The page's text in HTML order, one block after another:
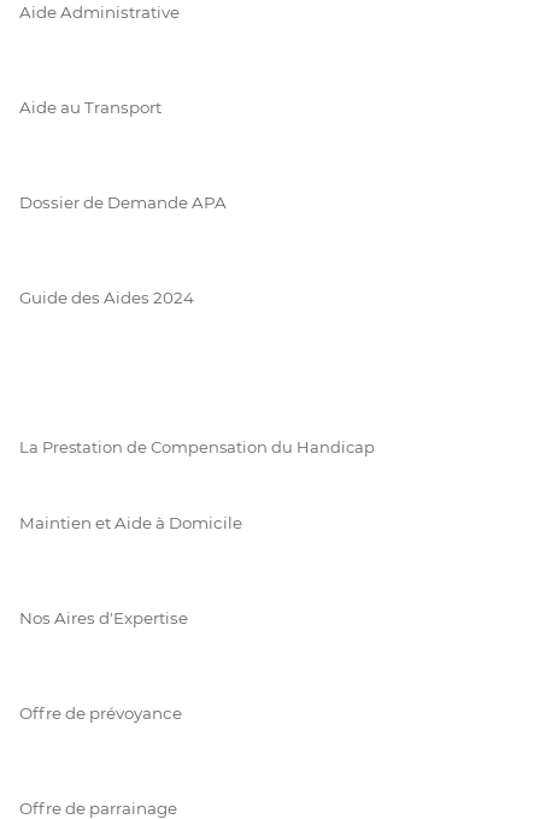
Aide Administrative
Aide au Transport
Dossier de Demande APA
Guide des Aides 2024
La Prestation de Compensation du Handicap
Maintien et Aide à Domicile
Nos Aires d'Expertise
Offre de prévoyance
Offre de parrainage